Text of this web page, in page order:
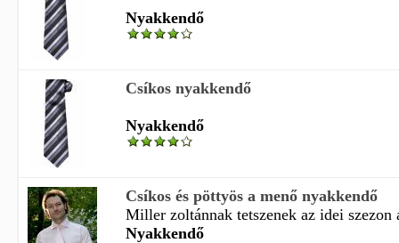
Nyakkendő
Csíkos nyakkendő
Nyakkendő
Csíkos és pöttyös a menő nyakkendő
Miller zoltánnak tetszenek az idei szezon
Nyakkendő